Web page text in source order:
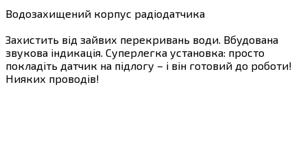
Водозахищений корпус радіодатчика
Захистить від зайвих перекривань води. Вбудована
звукова індикація. Суперлегка установка: просто
покладіть датчик на підлогу – і він готовий до роботи!
Нияких проводів!